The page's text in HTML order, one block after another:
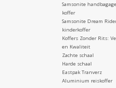
Samsonite
koffer
Samsonite Dream
kinderkoffer
Koffers Zonder Rits:
en Kwaliteit
Zachte schaal
Harde schaal
Eastpak Tranverz
Aluminium reiskoffer